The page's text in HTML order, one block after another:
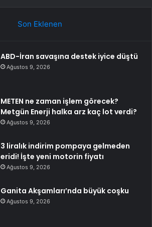
Son Eklenen
ABD-İran savaşına destek iyice düştü
Ağustos 9, 2026
METEN ne zaman işlem görecek?
Metgün Enerji halka arz kaç lot verdi?
Ağustos 9, 2026
3 liralık indirim pompaya gelmeden
eridi! İşte yeni motorin fiyatı
Ağustos 9, 2026
Ganita Akşamları’nda büyük coşku
Ağustos 9, 2026